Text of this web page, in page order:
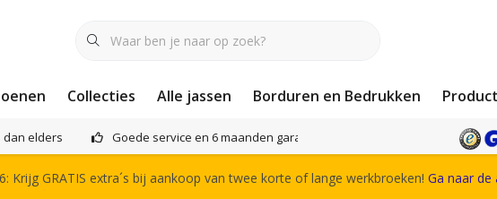
Collecties Alle jassen Borduren en Bedrukken
elders Goede service en 6 maanden garantie Het complete
Krijg GRATIS extra´s bij aankoop van twee korte of lange werkbroeken! Ga naar de